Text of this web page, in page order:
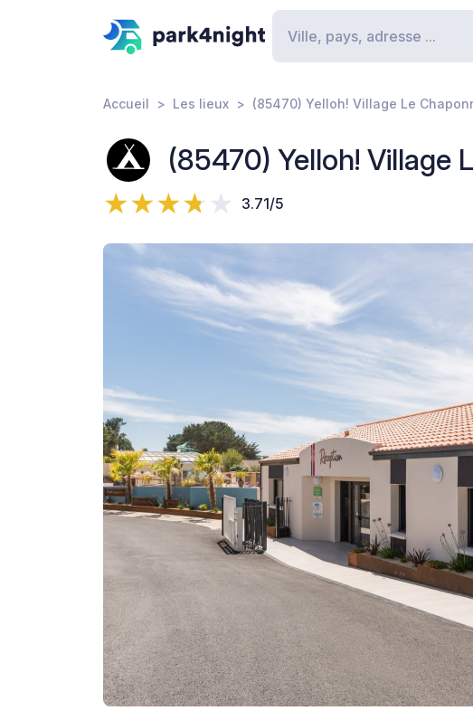
Accueil Les lieux (85470) Yelloh! Village Le
(85470) Yelloh! Village
3.71/5